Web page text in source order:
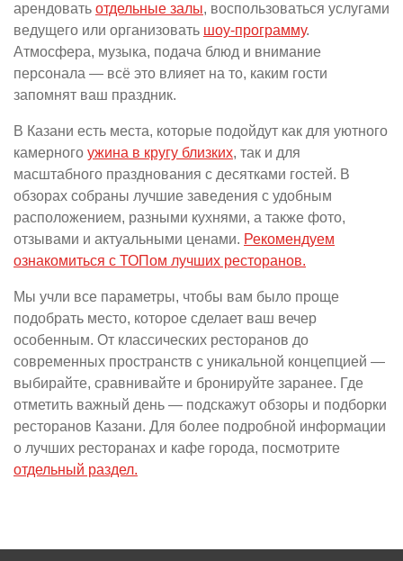
арендовать отдельные залы, воспользоваться услугами
ведущего или организовать шоу-программу.
Атмосфера, музыка, подача блюд и внимание
персонала — всё это влияет на то, каким гости
запомнят ваш праздник.
В Казани есть места, которые подойдут как для уютного
камерного ужина в кругу близких, так и для
масштабного празднования с десятками гостей. В
обзорах собраны лучшие заведения с удобным
расположением, разными кухнями, а также фото,
отзывами и актуальными ценами. Рекомендуем
ознакомиться с ТОПом лучших ресторанов.
Мы учли все параметры, чтобы вам было проще
подобрать место, которое сделает ваш вечер
особенным. От классических ресторанов до
современных пространств с уникальной концепцией —
выбирайте, сравнивайте и бронируйте заранее. Где
отметить важный день — подскажут обзоры и подборки
ресторанов Казани. Для более подробной информации
о лучших ресторанах и кафе города, посмотрите
отдельный раздел.